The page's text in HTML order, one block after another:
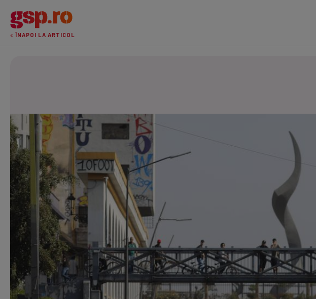
« ÎNAPOI LA ARTICOL